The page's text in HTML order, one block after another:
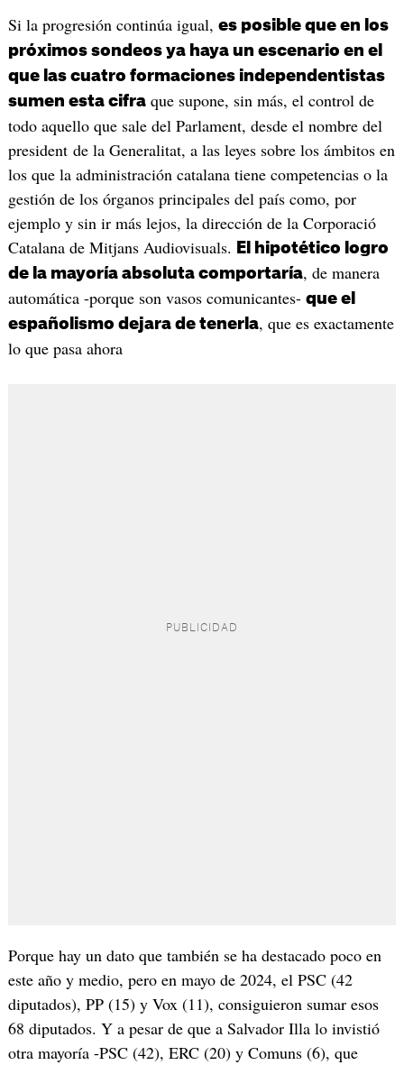
Si la progresión continúa igual, es posible que en los
próximos sondeos ya haya un escenario en el
que las cuatro formaciones independentistas
sumen esta cifraque supone, sin más, el control de
todo aquello que sale del Parlament, desde el nombre del
president de la Generalitat, a las leyes sobre los ámbitos en
los que la administración catalana tiene competencias o la
gestión de los órganos principales del país como, por
ejemplo y sin ir más lejos, la dirección de la Corporació
Catalana de Mitjans Audiovisuals.
El hipotético logro
de la mayoría absoluta comportaría, de manera
automática -porque son vasos comunicantes- que el
españolismo dejara de tenerla, que es exactamente
lo que pasa ahora
Porque hay un dato que también se ha destacado poco en
este año y medio, pero en mayo de 2024, el PSC (42
diputados), PP (15) y Vox (11), consiguieron sumar esos
68 diputados. Y a pesar de que a Salvador Illa lo invistió
otra mayoría -PSC (42), ERC (20) y Comuns (6), que